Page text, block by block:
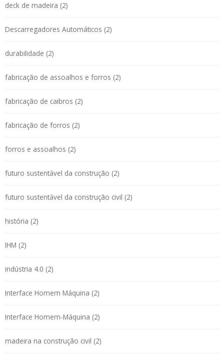
deck de madeira (2)
Descarregadores Automáticos (2)
durabilidade (2)
fabricação de assoalhos e forros (2)
fabricação de caibros (2)
fabricação de forros (2)
forros e assoalhos (2)
futuro sustentável da construção (2)
futuro sustentável da construção civil (2)
história (2)
IHM (2)
indústria 4.0 (2)
Interface Homem Máquina (2)
Interface Homem-Máquina (2)
madeira na construção civil (2)